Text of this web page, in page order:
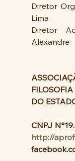
Diretor
Lima
Diretor
Alexandre
DO
CNPJ
http://